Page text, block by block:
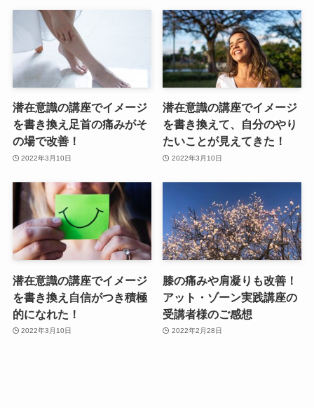
潜在意識の講座でイメージ
を書き換え足首の痛みがそ
の場で改善！
2022年3月10日
潜在意識の講座でイメージ
を書き換えて、自分のやり
たいことが見えてきた！
2022年3月10日
潜在意識の講座でイメージ
を書き換え自信がつき積極
的になれた！
2022年3月10日
膝の痛みや肩凝りも改善！
アット・ゾーン実践講座の
受講者様のご感想
2022年2月28日